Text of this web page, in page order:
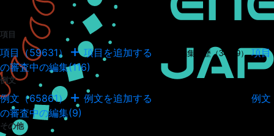
項目
項目（59631） 項目を追加する 項目の編集履歴（34949） 項目
の審査中の編集(116)
例文
例文（65861） 例文を追加する
例文
の審査中の編集(9)
その他